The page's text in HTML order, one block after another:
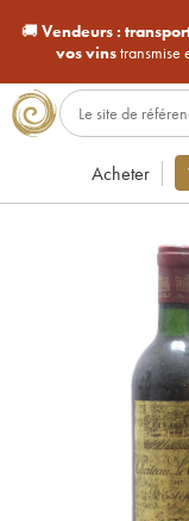
🚚Vendeurs :
vos vins
Acheter